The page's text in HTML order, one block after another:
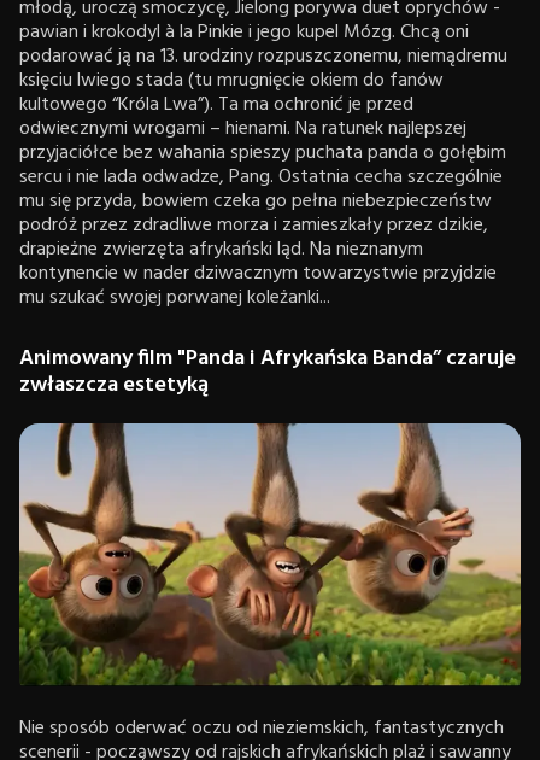
młodą, uroczą smoczycę, Jielong porywa duet oprychów -
pawian i krokodyl à la Pinkie i jego kupel Mózg. Chcą oni
podarować ją na 13. urodziny rozpuszczonemu, niemądremu
księciu lwiego stada (tu mrugnięcie okiem do fanów
kultowego “Króla Lwa”). Ta ma ochronić je przed
odwiecznymi wrogami – hienami. Na ratunek najlepszej
przyjaciółce bez wahania spieszy puchata panda o gołębim
sercu i nie lada odwadze, Pang. Ostatnia cecha szczególnie
mu się przyda, bowiem czeka go pełna niebezpieczeństw
podróż przez zdradliwe morza i zamieszkały przez dzikie,
drapieżne zwierzęta afrykański ląd. Na nieznanym
kontynencie w nader dziwacznym towarzystwie przyjdzie
mu szukać swojej porwanej koleżanki...
Animowany film "Panda i Afrykańska Banda” czaruje
zwłaszcza estetyką
Nie sposób oderwać oczu od nieziemskich, fantastycznych
scenerii - począwszy od rajskich afrykańskich plaż i sawanny